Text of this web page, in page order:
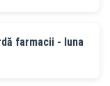
farmacii - luna